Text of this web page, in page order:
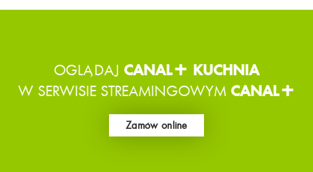
OGLĄDAJ CANAL+ KUCHNIA
W SERWISIE STREAMINGOWYM CANAL+
Zamów online